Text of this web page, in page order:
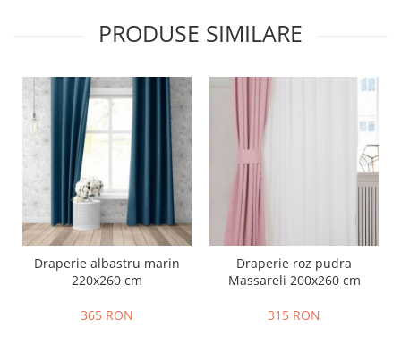
PRODUSE SIMILARE
Draperie albastru marin
220x260 cm
365 RON
Draperie roz pudra
Massareli 200x260 cm
315 RON